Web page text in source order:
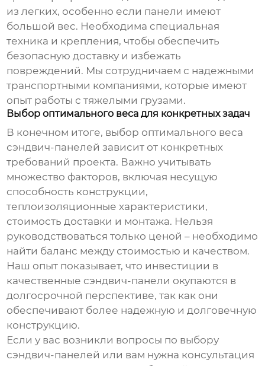
из легких, особенно если панели имеют
большой вес. Необходима специальная
техника и крепления, чтобы обеспечить
безопасную доставку и избежать
повреждений. Мы сотрудничаем с надежными
транспортными компаниями, которые имеют
опыт работы с тяжелыми грузами.
Выбор оптимального веса для конкретных задач
В конечном итоге, выбор оптимального веса
сэндвич-панелей зависит от конкретных
требований проекта. Важно учитывать
множество факторов, включая несущую
способность конструкции,
теплоизоляционные характеристики,
стоимость доставки и монтажа. Нельзя
руководствоваться только ценой – необходимо
найти баланс между стоимостью и качеством.
Наш опыт показывает, что инвестиции в
качественные сэндвич-панели окупаются в
долгосрочной перспективе, так как они
обеспечивают более надежную и долговечную
конструкцию.
Если у вас возникли вопросы по выбору
сэндвич-панелей или вам нужна консультация